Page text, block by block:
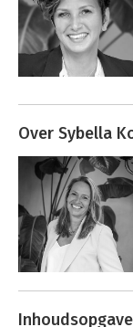
Over Sybella
Inhoudsopgave